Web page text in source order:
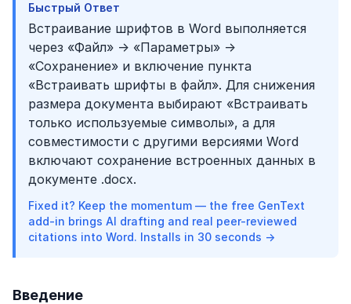
Быстрый Ответ
Встраивание шрифтов в Word выполняется
через «Файл» → «Параметры» →
«Сохранение» и включение пункта
«Встраивать шрифты в файл». Для снижения
размера документа выбирают «Встраивать
только используемые символы», а для
совместимости с другими версиями Word
включают сохранение встроенных данных в
документе .docx.
Fixed it? Keep the momentum — the free GenText
add-in brings AI drafting and real peer-reviewed
citations into Word. Installs in 30 seconds →
Введение